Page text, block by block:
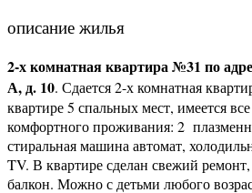
описание жилья
2-х комнатная квартира №31 по
А, д. 10. Сдается 2-х комнатная
квартире 5 спальных мест, имеется
комфортного проживания: 2
стиральная машина автомат,
TV. В квартире сделан свежий
балкон. Можно с детьми любого